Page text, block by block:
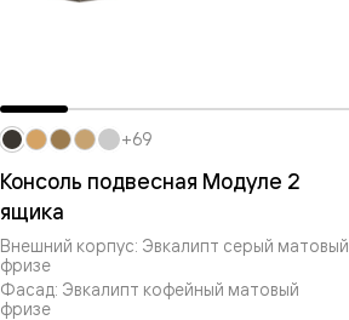
Консоль подвесная Модуле 2
ящика
Внешний корпус: Эвкалипт серый матовый
фризе
Фасад: Эвкалипт кофейный матовый
фризе
+69